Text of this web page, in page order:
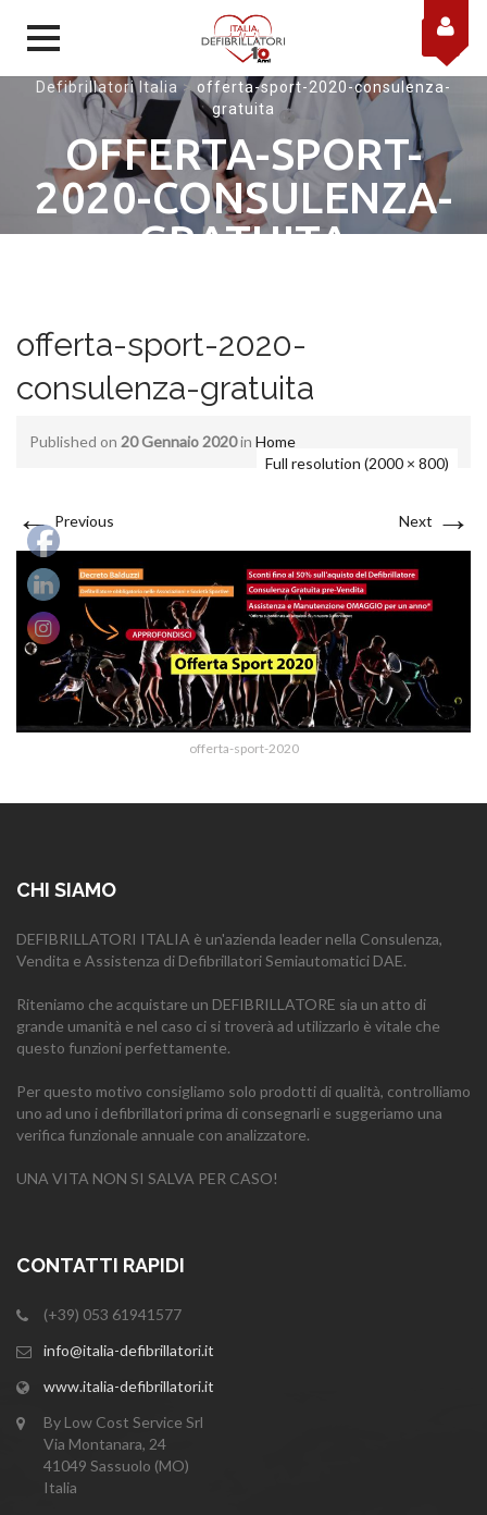
Skip to content
Defibrillatori Italia > offerta-sport-2020-consulenza-
gratuita
OFFERTA-SPORT-
2020-CONSULENZA-
GRATUITA
offerta-sport-2020-
consulenza-gratuita
Published on 20 Gennaio 2020in Home
Full resolution (2000 × 800)
← Previous Next →
offerta-sport-2020
CHI SIAMO
DEFIBRILLATORI ITALIA è un'azienda leader nella Consulenza,
Vendita e Assistenza di Defibrillatori Semiautomatici DAE.
Riteniamo che acquistare un DEFIBRILLATORE sia un atto di
grande umanità e nel caso ci si troverà ad utilizzarlo è vitale che
questo funzioni perfettamente.
Per questo motivo consigliamo solo prodotti di qualità, controlliamo
uno ad uno i defibrillatori prima di consegnarli e suggeriamo una
verifica funzionale annuale con analizzatore.
UNA VITA NON SI SALVA PER CASO!
CONTATTI RAPIDI
(+39) 053 61941577
info@italia-defibrillatori.it
www.italia-defibrillatori.it
By Low Cost Service Srl
Via Montanara, 24
41049 Sassuolo (MO)
Italia